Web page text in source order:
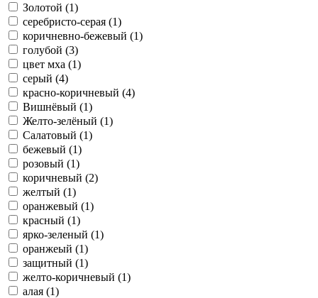
Золотой (1)
серебристо-серая (1)
коричневно-бежевый (1)
голубой (3)
цвет мха (1)
серый (4)
красно-коричневый (4)
Вишнёвый (1)
Желто-зелёный (1)
Салатовый (1)
бежевый (1)
розовый (1)
коричневый (2)
желтый (1)
оранжевый (1)
красный (1)
ярко-зеленый (1)
оранжеый (1)
защитный (1)
желто-коричневый (1)
алая (1)